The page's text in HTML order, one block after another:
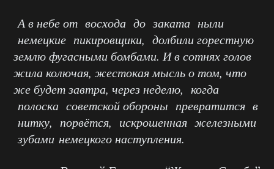
А в небе от восхода до заката ныли
немецкие пикировщики, долбили горестную
землю фугасными бомбами. И в сотнях голов
жила колючая, жестокая мысль о том, что
же будет завтра, через неделю, когда
полоска советской обороны превратится в
нитку, порвётся, искрошенная железными
зубами немецкого наступления.